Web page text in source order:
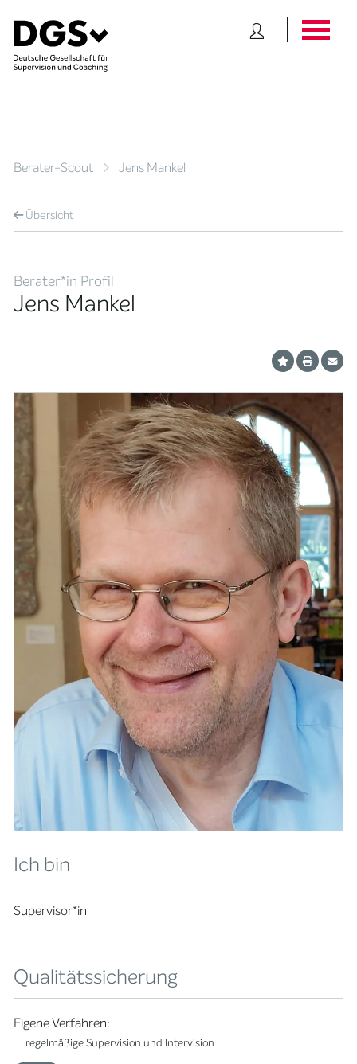
Berater-Scout Jens Mankel
Übersicht
Berater*in Profil
Jens Mankel
Ich bin
Supervisor*in
Qualitätssicherung
Eigene Verfahren:
regelmäßige Supervision und Intervision